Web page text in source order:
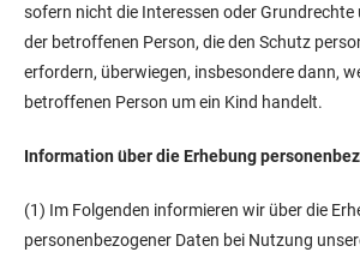
sofern nicht die Interessen oder
der betroffenen Person, die den Schutz
erfordern, überwiegen, insbesondere dann,
betroffenen Person um ein Kind handelt.
Information über die Erhebung
(1) Im Folgenden informieren wir über die
personenbezogener Daten bei Nutzung